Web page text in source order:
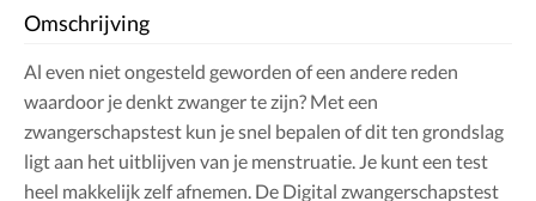
Omschrijving
Al even niet ongesteld geworden of een andere reden
waardoor je denkt zwanger te zijn? Met een
zwangerschapstest kun je snel bepalen of dit ten grondslag
ligt aan het uitblijven van je menstruatie. Je kunt een test
heel makkelijk zelf afnemen. De Digital zwangerschapstest